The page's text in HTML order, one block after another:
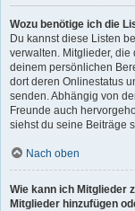
Wozu benötige ich die
Du kannst diese Listen
verwalten. Mitglieder,
deinem persönlichen
dort deren Onlinestatus
senden. Abhängig von
Freunde auch
siehst du seine Beiträge
Nach oben
Wie kann ich Mitglieder
Mitglieder hinzufügen